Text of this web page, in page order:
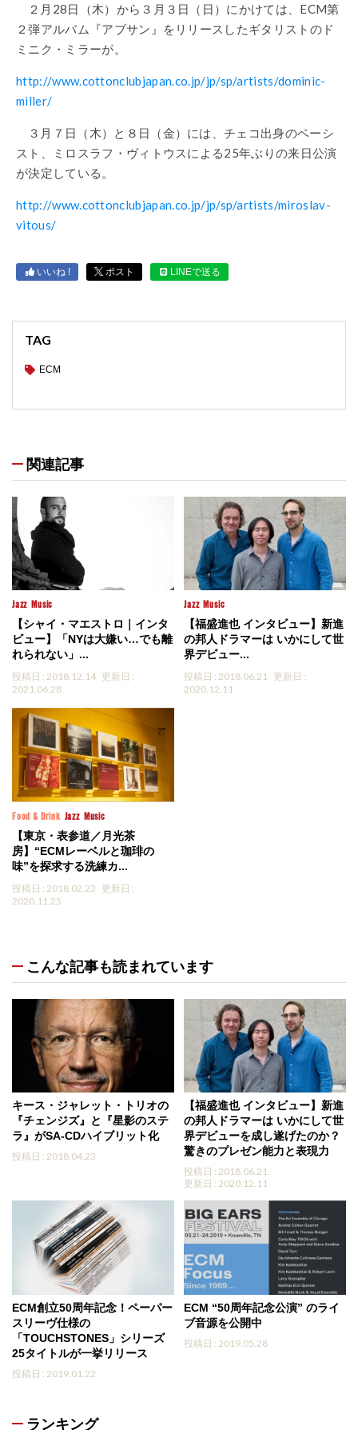
２月28日（木）から３月３日（日）にかけては、ECM第
２弾アルバム『アブサン』をリリースしたギタリストのド
ミニク・ミラーが。
http://www.cottonclubjapan.co.jp/jp/sp/artists/dominic-
miller/
３月７日（木）と８日（金）には、チェコ出身のベーシ
スト、ミロスラフ・ヴィトウスによる25年ぶりの来日公演
が決定している。
http://www.cottonclubjapan.co.jp/jp/sp/artists/miroslav-
vitous/
いいね ! ポスト LINEで送る
TAG
ECM
関連記事
Jazz Music
【シャイ・マエストロ｜インタ
ビュー】「NYは大嫌い…でも離
れられない」...
投稿日 : 2018.12.14 更新日 :
2021.06.28
Jazz Music
【福盛進也 インタビュー】新進
の邦人ドラマーは いかにして世
界デビュー...
投稿日 : 2018.06.21 更新日 :
2020.12.11
Food & Drink Jazz Music
【東京・表参道／月光茶
房】“ECMレーベルと珈琲の
味”を探求する洗練カ...
投稿日 : 2018.02.23 更新日 :
2020.11.25
こんな記事も読まれています
キース・ジャレット・トリオの
『チェンジズ』と『星影のステ
ラ』がSA-CDハイブリット化
投稿日 : 2018.04.23
【福盛進也 インタビュー】新進
の邦人ドラマーは いかにして世
界デビューを成し遂げたのか？
驚きのプレゼン能力と表現力
投稿日 : 2018.06.21
更新日 : 2020.12.11
ECM創立50周年記念！ペーパー
スリーヴ仕様の
「TOUCHSTONES」シリーズ
25タイトルが一挙リリース
投稿日 : 2019.01.22
ECM “50周年記念公演” のライ
ブ音源を公開中
投稿日 : 2019.05.28
ランキング